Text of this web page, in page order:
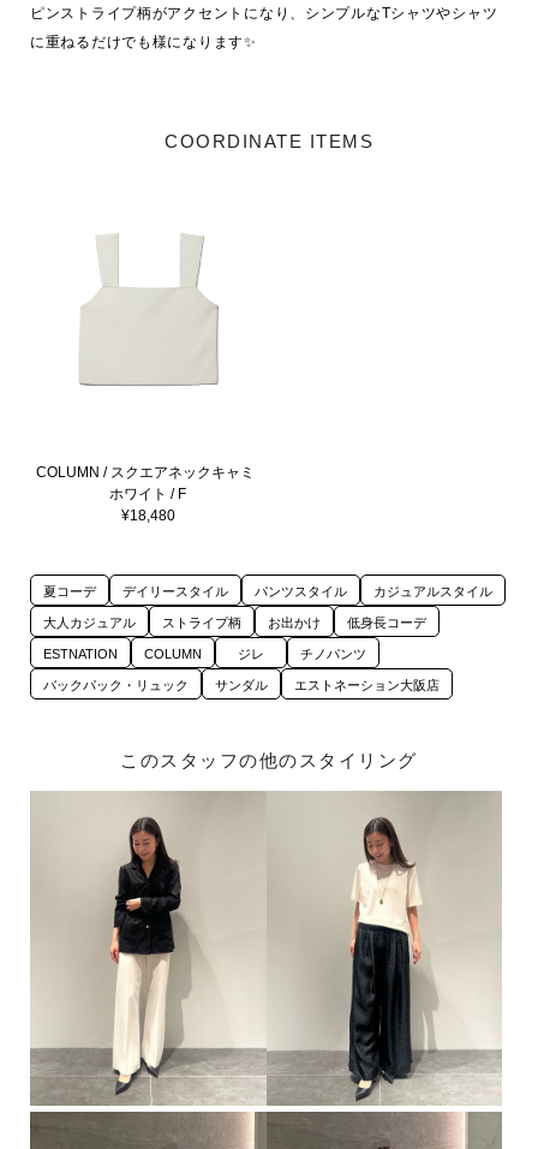
ピンストライプ柄がアクセントになり、シンプルなTシャツやシャツ
COORDINATE ITEMS
COLUMN / スクエアネックキャミ
ホワイト / F
¥18,480
夏コーデ デイリースタイル パンツスタイル カジュアルスタイル
大人カジュアル ストライプ柄 お出かけ 低身長コーデ
ESTNATION COLUMN ジレ チノパンツ
バックパック・リュック サンダル エストネーション大阪店
このスタッフの他のスタイリング